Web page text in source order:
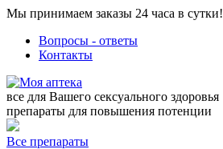
Мы принимаем заказы 24 часа в сутки!
Вопросы - ответы
Контакты
все для Вашего сексуального здоровья
препараты для повышения потенции
Все препараты